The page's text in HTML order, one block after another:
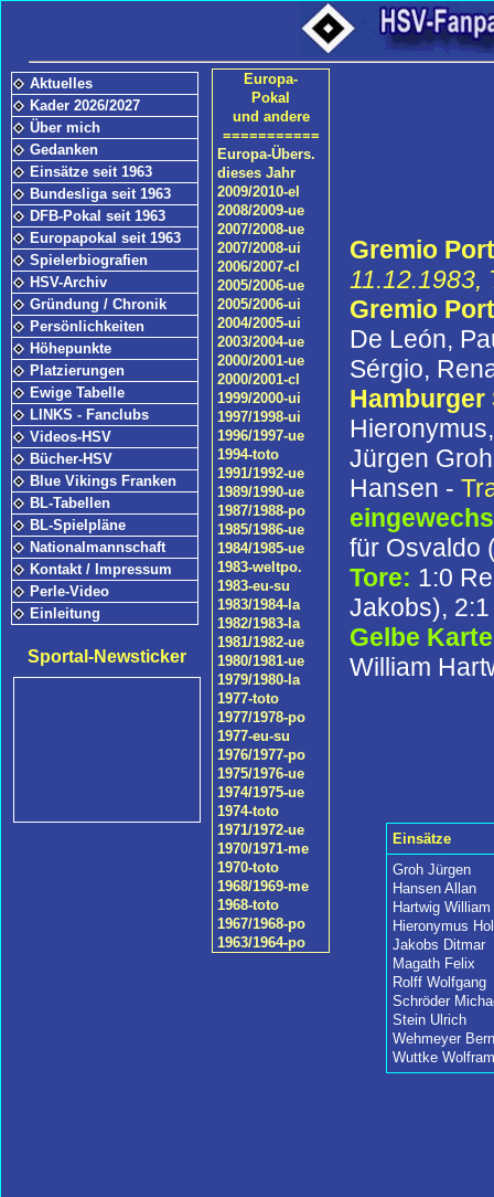
Aktuelles
Kader 2026/2027
Über mich
Gedanken
Einsätze seit 1963
Bundesliga seit 1963
DFB-Pokal seit 1963
Europapokal seit 1963
Spielerbiografien
HSV-Archiv
Gründung / Chronik
Persönlichkeiten
Höhepunkte
Platzierungen
Ewige Tabelle
LINKS - Fanclubs
Videos-HSV
Bücher-HSV
Blue Vikings Franken
BL-Tabellen
BL-Spielpläne
Nationalmannschaft
Kontakt / Impressum
Perle-Video
Einleitung
Sportal-Newsticker
Gremio
11.12.1983,
Gremio
De León,
Sérgio,
Hamburger
Jürgen
Hansen -
für
Tore: 1:0
Jakobs),
Gelbe
William
Einsätze
Groh Jürgen
Hansen Allan
Hartwig William
Hieronymus
Jakobs Ditmar
Magath Felix
Rolff Wolfgang
Schröder
Stein Ulrich
Wehmeyer
Wuttke Wolfram
Europa-
Pokal
und andere
===========
Europa-Übers.
dieses Jahr
2009/2010-el
2008/2009-ue
2007/2008-ue
2007/2008-ui
2006/2007-cl
2005/2006-ue
2005/2006-ui
2004/2005-ui
2003/2004-ue
2000/2001-ue
2000/2001-cl
1999/2000-ui
1997/1998-ui
1996/1997-ue
1994-toto
1991/1992-ue
1989/1990-ue
1987/1988-po
1985/1986-ue
1984/1985-ue
1983-weltpo.
1983-eu-su
1983/1984-la
1982/1983-la
1981/1982-ue
1980/1981-ue
1979/1980-la
1977-toto
1977/1978-po
1977-eu-su
1976/1977-po
1975/1976-ue
1974/1975-ue
1974-toto
1971/1972-ue
1970/1971-me
1970-toto
1968/1969-me
1968-toto
1967/1968-po
1963/1964-po